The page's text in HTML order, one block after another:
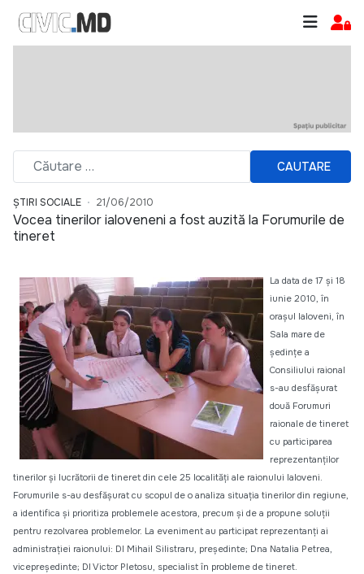
CAUTARE
ȘTIRI SOCIALE 21/06/2010
Vocea tinerilor ialoveneni a fost auzită la Forumurile de
tineret
La data de 17 şi 18
iunie 2010, în
oraşul Ialoveni, în
Sala mare de
şedinţe a
Consiliului raional
s-au desfăşurat
două Forumuri
raionale de tineret
cu participarea
reprezentanţilor
tinerilor şi lucrătorii de tineret din cele 25 localităţi ale raionului Ialoveni.
Forumurile s-au desfăşurat cu scopul de o analiza situaţia tinerilor din regiune,
a identifica şi prioritiza problemele acestora, precum şi de a propune soluţii
pentru rezolvarea problemelor. La eveniment au participat reprezentanţi ai
administraţiei raionului: Dl Mihail Silistraru, preşedinte; Dna Natalia Petrea,
vicepreşedinte; Dl Victor Pletosu, specialist în probleme de tineret.